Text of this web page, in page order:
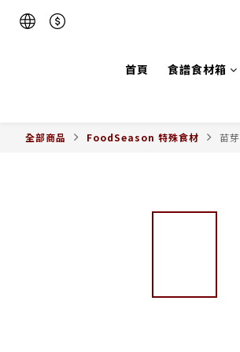
首頁 食譜食材箱
全部商品 FoodSeason 特殊食材 苗芽